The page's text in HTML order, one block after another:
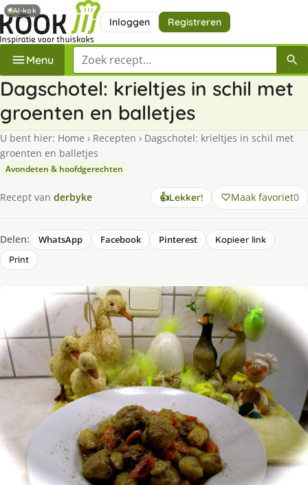
Inloggen Registreren
Menu Zoek een recept
Dagschotel: krieltjes in schil met
groenten en balletjes
U bent hier: Home › Recepten › Dagschotel: krieltjes in schil met
groenten en balletjes
Avondeten & hoofdgerechten
Recept van derbyke 👍Lekker! Maak favoriet0
Delen: WhatsApp Facebook Pinterest
Kopieer link
Print
AI-kok